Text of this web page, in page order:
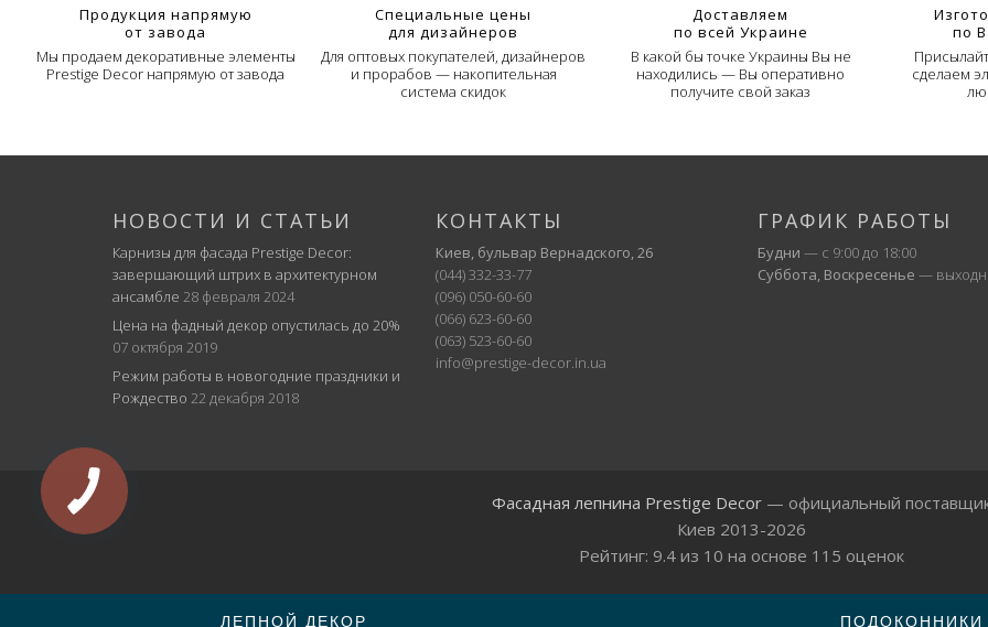
Продукция напрямую
от завода
Мы продаем декоративные элементы
Prestige Decor напрямую от завода
Специальные цены
для дизайнеров
Для оптовых покупателей, дизайнеров
и прорабов — накопительная
система скидок
Доставляем
по всей Украине
В какой бы точке Украины Вы не
находились — Вы оперативно
получите свой заказ
по
сделаем
НОВОСТИ И СТАТЬИ
Карнизы для фасада Prestige Decor:
завершающий штрих в архитектурном
ансамбле 28 февраля 2024
Цена на фадный декор опустилась до 20%
07 октября 2019
Режим работы в новогодние праздники и
Рождество 22 декабря 2018
КОНТАКТЫ
Киев, бульвар Вернадского, 26
(044) 332-33-77
(096) 050-60-60
(066) 623-60-60
(063) 523-60-60
info@prestige-decor.in.ua
ГРАФИК РАБОТЫ
Будни — с 9:00 до 18:00
Суббота, Воскресенье —
Фасадная лепнина Prestige Decor— официальный
Киев 2013-2026
Рейтинг: 9.4из 10 на основе 115 оценок
ЛЕПНОЙ ДЕКОР ПОДОКОННИКИ